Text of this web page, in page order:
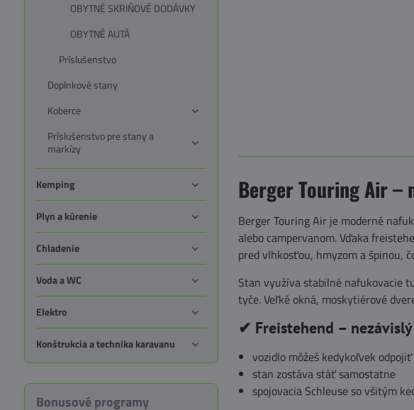
Berger Touring Air –
Berger Touring Air je moderné
alebo campervanom. Vďaka
pred vlhkosťou, hmyzom a špinou,
Stan využíva stabilné nafukovacie
tyče. Veľké okná, moskytiérové
✔ Freistehend –
vozidlo môžeš kedykoľvek
stan zostáva stáť samostatne
spojovacia Schleuse so všitým
OBYTNÉ SKRIŇOVÉ DODÁVKY
OBYTNÉ AUTÁ
Príslušenstvo
Doplnkové stany
Koberce
Príslušenstvo pre stany a
markízy
Kemping
Plyn a kúrenie
Chladenie
Voda a WC
Elektro
Konštrukcia a technika karavanu
Bonusové programy